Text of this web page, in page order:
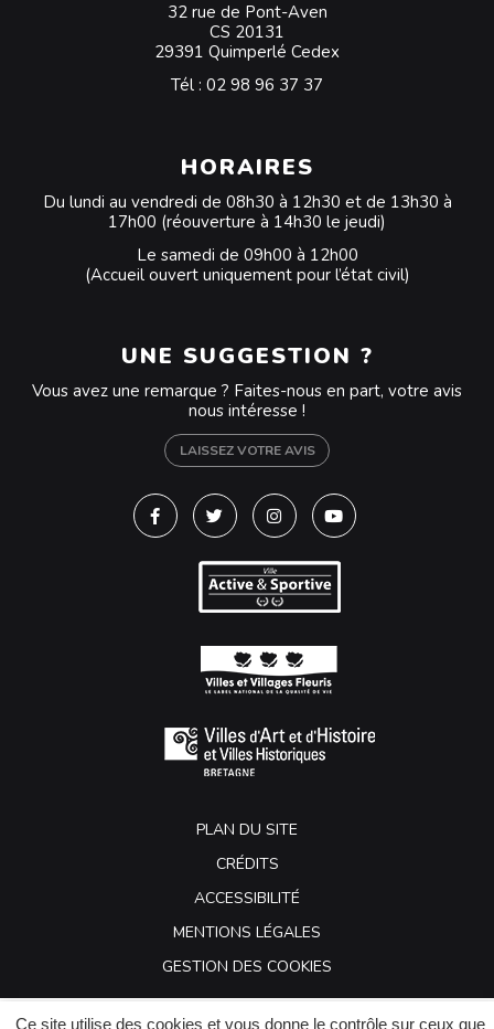
Ce site utilise des cookies et vous donne le contrôle sur ceux que
32 rue de Pont-Aven
CS 20131
29391 Quimperlé Cedex
Tél : 02 98 96 37 37
HORAIRES
Du lundi au vendredi de 08h30 à 12h30 et de 13h30 à
17h00 (réouverture à 14h30 le jeudi)
Le samedi de 09h00 à 12h00
(Accueil ouvert uniquement pour l’état civil)
UNE SUGGESTION ?
Vous avez une remarque ? Faites-nous en part, votre avis
nous intéresse !
LAISSEZ VOTRE AVIS
Lien vers le compte Facebook
Lien vers le compte Twitter
Lien vers le compte
Lien vers la chaîne
PLAN DU SITE
CRÉDITS
ACCESSIBILITÉ
MENTIONS LÉGALES
GESTION DES COOKIES